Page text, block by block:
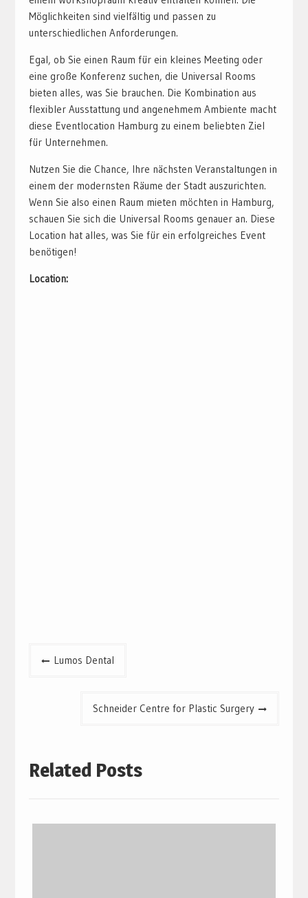
Möglichkeiten sind vielfältig und passen zu
unterschiedlichen Anforderungen.
Egal, ob Sie einen Raum für ein kleines Meeting oder
eine große Konferenz suchen, die Universal Rooms
bieten alles, was Sie brauchen. Die Kombination aus
flexibler Ausstattung und angenehmem Ambiente macht
diese Eventlocation Hamburg zu einem beliebten Ziel
für Unternehmen.
Nutzen Sie die Chance, Ihre nächsten Veranstaltungen in
einem der modernsten Räume der Stadt auszurichten.
Wenn Sie also einen Raum mieten möchten in Hamburg,
schauen Sie sich die Universal Rooms genauer an. Diese
Location hat alles, was Sie für ein erfolgreiches Event
benötigen!
Location:
PostLumos Dental
Schneider Centre for Plastic Surgery
Related Posts